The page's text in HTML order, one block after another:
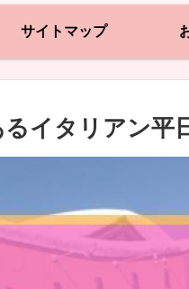
サイトマップ
イタリアン平